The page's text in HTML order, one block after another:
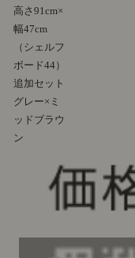
高さ91cm×
幅47cm
（シェルフ
ボード44）
追加セット
グレー×ミ
ッドブラウ
ン